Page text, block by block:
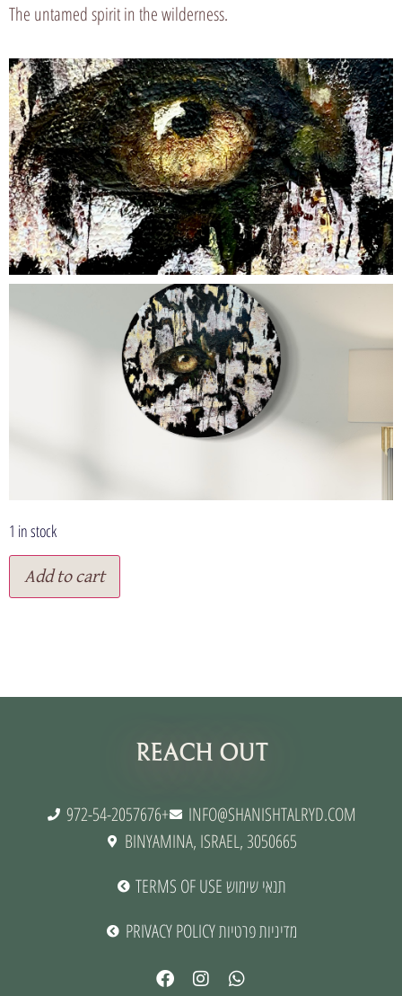
The untamed spirit in the wilderness.
1 in stock
Add to cart
REACH OUT
972-54-2057676+
INFO@SHANISHTALRYD.COM
BINYAMINA, ISRAEL, 3050665
TERMS OF USE תנאי שימוש
PRIVACY POLICY מדיניות פרטיות